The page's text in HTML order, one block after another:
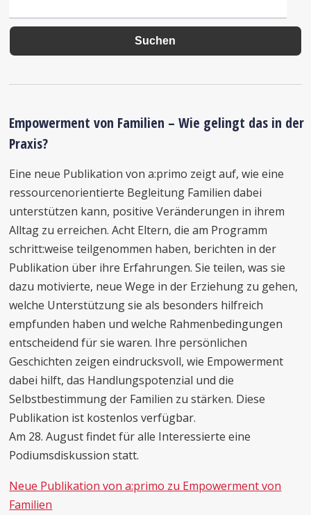
Empowerment von Familien – Wie gelingt das in der
Praxis?
Eine neue Publikation von a:primo zeigt auf, wie eine
ressourcenorientierte Begleitung Familien dabei
unterstützen kann, positive Veränderungen in ihrem
Alltag zu erreichen. Acht Eltern, die am Programm
schritt:weise teilgenommen haben, berichten in der
Publikation über ihre Erfahrungen. Sie teilen, was sie
dazu motivierte, neue Wege in der Erziehung zu gehen,
welche Unterstützung sie als besonders hilfreich
empfunden haben und welche Rahmenbedingungen
entscheidend für sie waren. Ihre persönlichen
Geschichten zeigen eindrucksvoll, wie Empowerment
dabei hilft, das Handlungspotenzial und die
Selbstbestimmung der Familien zu stärken. Diese
Publikation ist kostenlos verfügbar.
Am 28. August findet für alle Interessierte eine
Podiumsdiskussion statt.
Neue Publikation von a:primo zu Empowerment von
Familien